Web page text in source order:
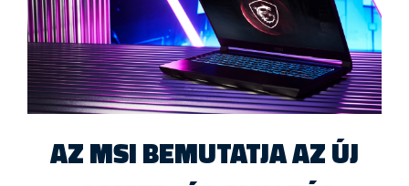
AZ MSI BEMUTATJA AZ ÚJ